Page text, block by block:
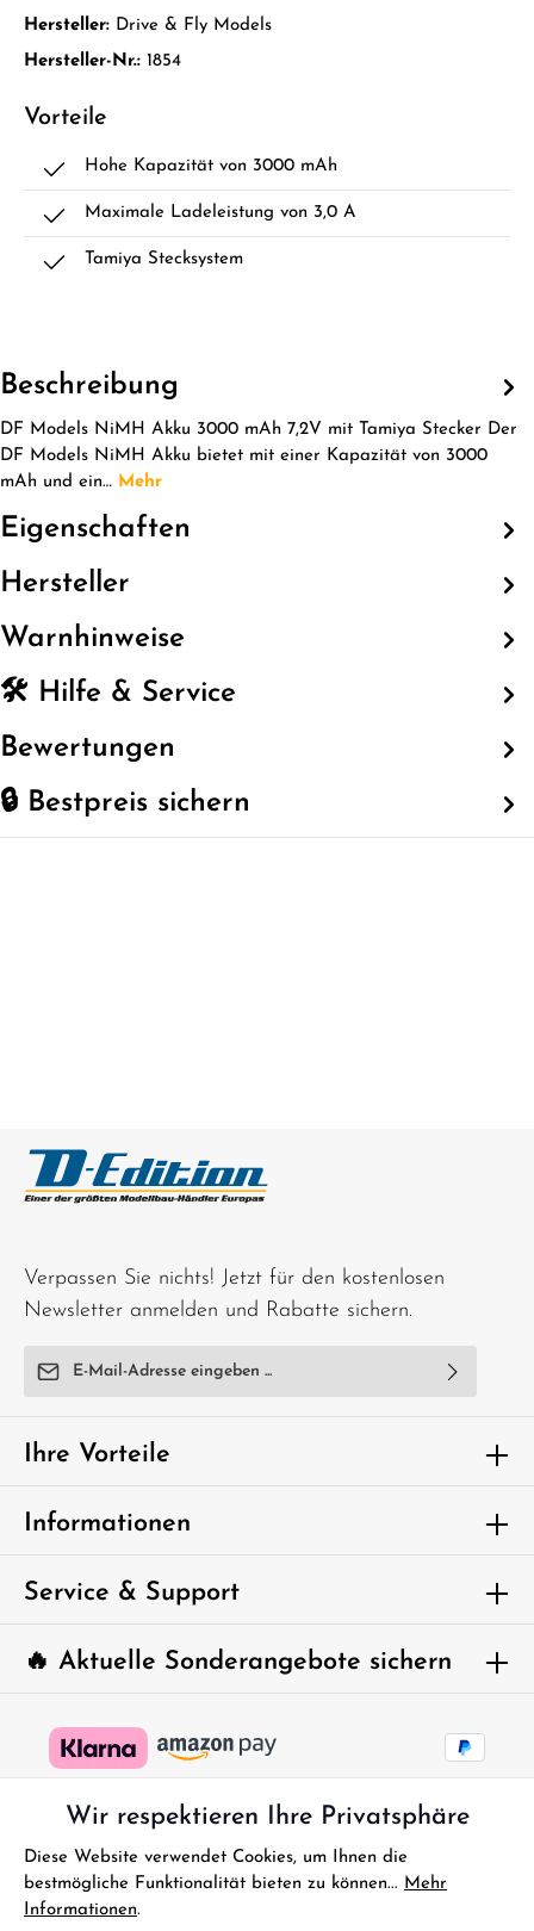
Hersteller: Drive & Fly Models
Hersteller-Nr.: 1854
Vorteile
Hohe Kapazität von 3000 mAh
Maximale Ladeleistung von 3,0 A
Tamiya Stecksystem
Beschreibung
DF Models NiMH Akku 3000 mAh 7,2V mit Tamiya Stecker Der
DF Models NiMH Akku bietet mit einer Kapazität von 3000
mAh und ein… Mehr
Eigenschaften
Hersteller
Warnhinweise
🛠️ Hilfe & Service
Bewertungen
🔒 Bestpreis sichern
Verpassen Sie nichts! Jetzt für den kostenlosen
Newsletter anmelden und Rabatte sichern.
E-Mail-Adresse*
Ich habe dieDatenschutzbestimmungenzur Kenntnis
genommen und die
einverstanden.
Um weiterzugehen, geben Sie die oben
abgebildeten Zeichen ein*
🔥 Aktuelle Sonderangebote sichern
Ihre Vorteile
Informationen
Service & Support
Wir respektieren Ihre Privatsphäre
Diese Website verwendet Cookies, um Ihnen die
bestmögliche Funktionalität bieten zu können... Mehr
Informationen.